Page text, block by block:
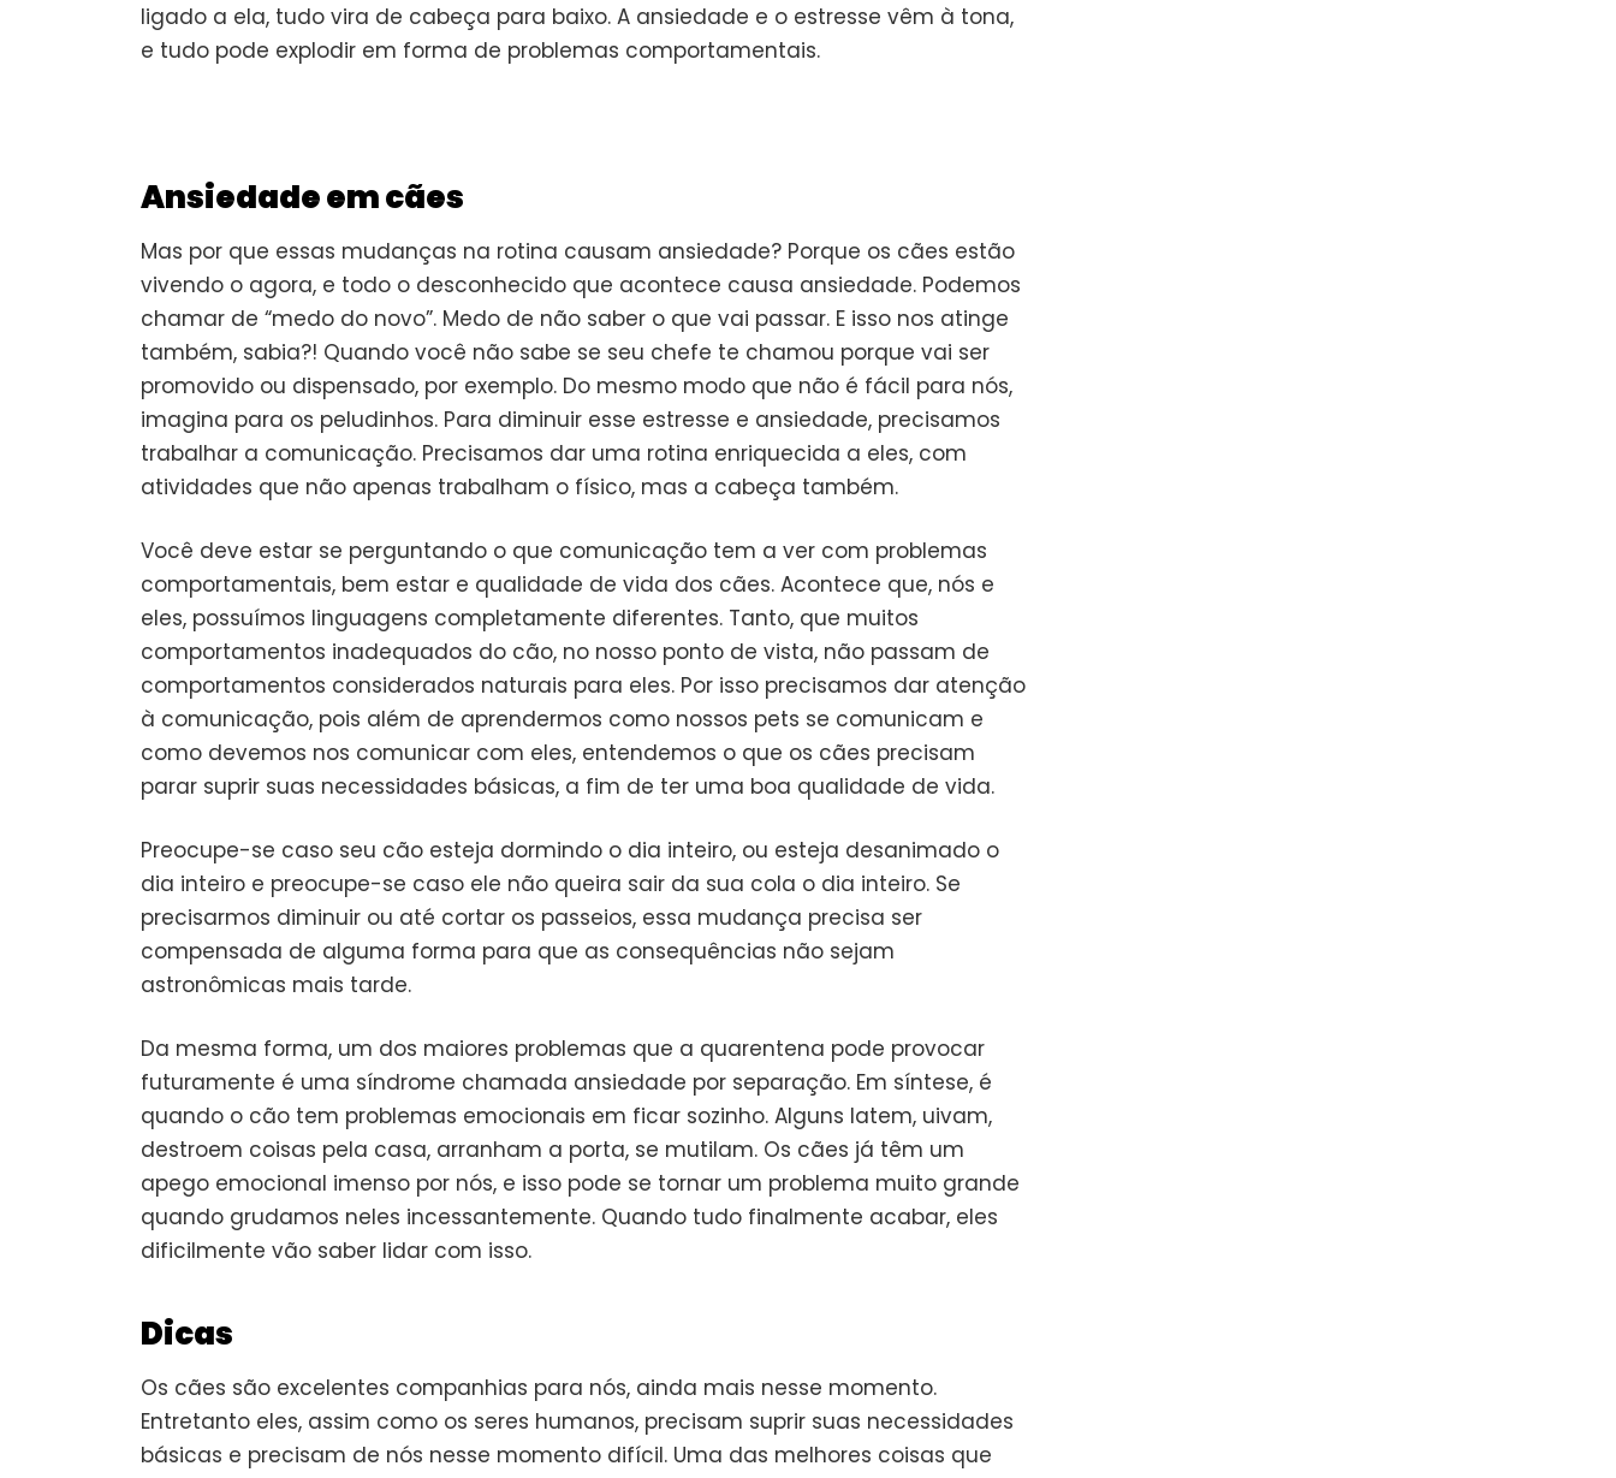
ligado a ela, tudo vira de cabeça para baixo. A ansiedade e o estresse vêm à tona,
e tudo pode explodir em forma de problemas comportamentais.
Ansiedade em cães
Mas por que essas mudanças na rotina causam ansiedade? Porque os cães estão
vivendo o agora, e todo o desconhecido que acontece causa ansiedade. Podemos
chamar de “medo do novo”. Medo de não saber o que vai passar. E isso nos atinge
também, sabia?! Quando você não sabe se seu chefe te chamou porque vai ser
promovido ou dispensado, por exemplo. Do mesmo modo que não é fácil para nós,
imagina para os peludinhos. Para diminuir esse estresse e ansiedade, precisamos
trabalhar a comunicação. Precisamos dar uma rotina enriquecida a eles, com
atividades que não apenas trabalham o físico, mas a cabeça também.
Você deve estar se perguntando o que comunicação tem a ver com problemas
comportamentais, bem estar e qualidade de vida dos cães. Acontece que, nós e
eles, possuímos linguagens completamente diferentes. Tanto, que muitos
comportamentos inadequados do cão, no nosso ponto de vista, não passam de
comportamentos considerados naturais para eles. Por isso precisamos dar atenção
à comunicação, pois além de aprendermos como nossos pets se comunicam e
como devemos nos comunicar com eles, entendemos o que os cães precisam
parar suprir suas necessidades básicas, a fim de ter uma boa qualidade de vida.
Preocupe-se caso seu cão esteja dormindo o dia inteiro, ou esteja desanimado o
dia inteiro e preocupe-se caso ele não queira sair da sua cola o dia inteiro. Se
precisarmos diminuir ou até cortar os passeios, essa mudança precisa ser
compensada de alguma forma para que as consequências não sejam
astronômicas mais tarde.
Da mesma forma, um dos maiores problemas que a quarentena pode provocar
futuramente é uma síndrome chamada ansiedade por separação. Em síntese, é
quando o cão tem problemas emocionais em ficar sozinho. Alguns latem, uivam,
destroem coisas pela casa, arranham a porta, se mutilam. Os cães já têm um
apego emocional imenso por nós, e isso pode se tornar um problema muito grande
quando grudamos neles incessantemente. Quando tudo finalmente acabar, eles
dificilmente vão saber lidar com isso.
Dicas
Os cães são excelentes companhias para nós, ainda mais nesse momento.
Entretanto eles, assim como os seres humanos, precisam suprir suas necessidades
básicas e precisam de nós nesse momento difícil. Uma das melhores coisas que